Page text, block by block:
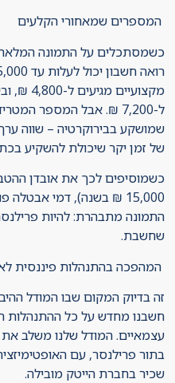
המספרים שמאחורי הקלעים
כשמסתכלים על התמונה
ל-7,200 ₪. אבל המספר
של זמן יקר שיכולת להשקיע
כשמוסיפים לכך את אובדן
15,000 ₪ בשנה), דמי
התמונה מתבהרת: להיות
שחשבת.
המהפכה בהתנהלות פיננסית
זה בדיוק המקום שבו המודל
חשבנו מחדש על כל ההתנהלות
עצמאיים. המודל שלנו משלב
בתור פרילנסר, עם
שכיר בחברת הייטק מובילה.